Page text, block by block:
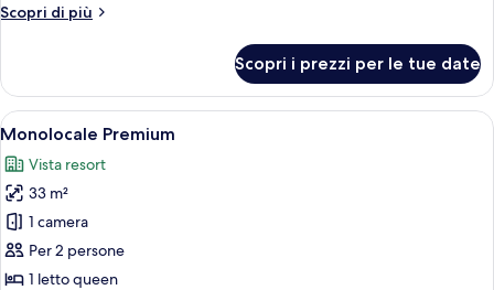
camera
vista
resort
Scopri di più
Altri
Premium,
camera
letto,
vista
resort
Scopri i prezzi per le tue date
Apri
tutte
le
foto
per
Monolocale
Premium
Un letto rifatto con lenzuola
8
Monolocale Premium
Vista resort
33 m²
1 camera
Per 2 persone
1 letto queen